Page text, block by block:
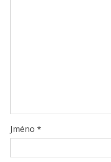
Jméno *